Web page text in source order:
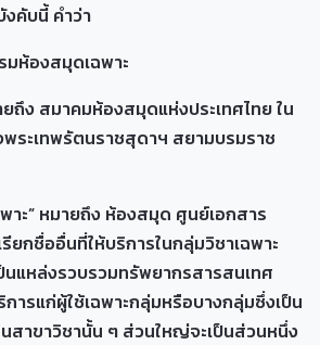
บนี้ คำว่า
มห้องสมุดเฉพาะ
สมาคมห้องสมุดแห่งประเทศไทย ใน
ระเทพรัตนราชสุดาฯ สยามบรมราช
หมายถึง ห้องสมุด ศูนย์เอกสาร
กชื่ออื่นที่ให้บริการในกลุ่มวิชาเฉพาะ
นแหล่งรวบรวมทรัพยากรสารสนเทศ
การแก่ผู้ใช้เฉพาะกลุ่มหรือบางกลุ่มซึ่งเป็น
สาขาวิชานั้น ๆ ส่วนใหญ่จะเป็นส่วนหนึ่ง